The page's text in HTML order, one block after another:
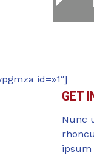
id=»1″]
GET
Nunc
ipsum